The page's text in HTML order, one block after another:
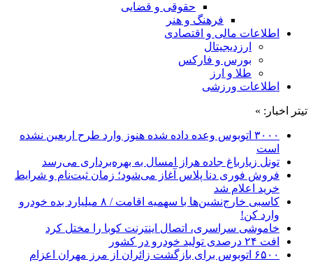
حقوقی و قضایی
فرهنگ و هنر
اطلاعات مالی و اقتصادی
ارزدیجیتال
بورس و فارکس
طلا و ارز
اطلاعات ورزشی
تیتر اخبار: »
۳۰۰۰ اتوبوس وعده داده شده هنوز وارد طرح اربعین نشده
است
تونل زیارباغ جاده هراز امسال به بهره‌برداری می‌رسد
فروش فوری دنا پلاس آغاز می‌شود؛ زمان ثبت‌نام و شرایط
خرید اعلام شد
کاسبی خارج‌نشین‌ها با سهمیه اقامت / ۸ میلیارد بده خودرو
وارد کن!
خاموشی سراسری، اتصال اینترنت کوبا را مختل کرد
افت ۲۴ درصدی تولید خودرو در کشور
۶۵۰۰ اتوبوس برای بازگشت زائران از مرز مهران اعزام